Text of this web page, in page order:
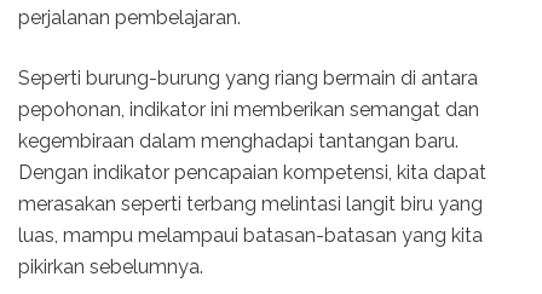
perjalanan pembelajaran.
Seperti burung-burung yang riang bermain di antara
pepohonan, indikator ini memberikan semangat dan
kegembiraan dalam menghadapi tantangan baru.
Dengan indikator pencapaian kompetensi, kita dapat
merasakan seperti terbang melintasi langit biru yang
luas, mampu melampaui batasan-batasan yang kita
pikirkan sebelumnya.